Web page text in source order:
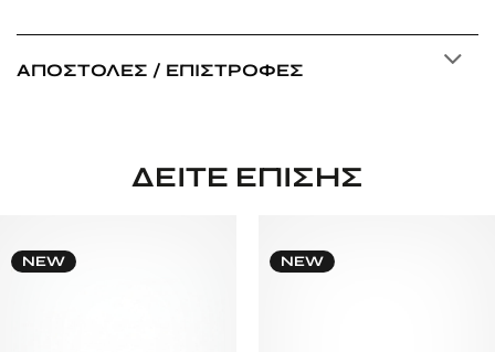
ΑΠΟΣΤΟΛΈΣ / ΕΠΙΣΤΡΟΦΈΣ
ΔΕΊΤΕ ΕΠΊΣΗΣ
NEW NEW